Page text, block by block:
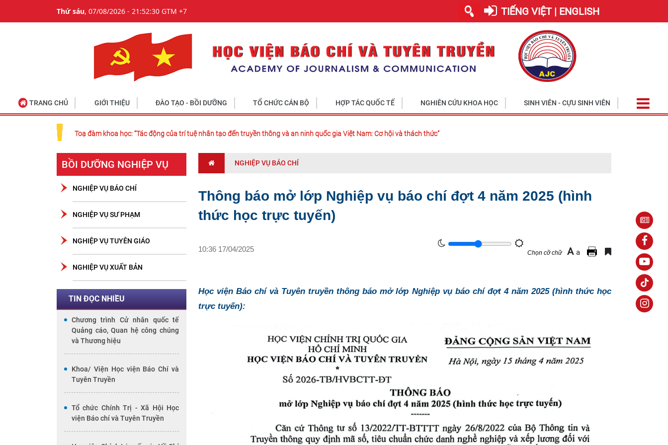
Thứ sáu, 07/08/2026 - 21:52:31 GTM +7 TIẾNG VIỆT | ENGLISH
TRANG CHỦ GIỚI THIỆU ĐÀO TẠO - BỒI DƯỠNG TỔ CHỨC CÁN BỘ HỢP TÁC QUỐC TẾ NGHIÊN CỨU KHOA HỌC SINH VIÊN - CỰU SINH VIÊN
Toạ đàm khoa học: “Tác động của trí tuệ nhân tạo đến truyền thông và an ninh quốc gia Việt Nam: Cơ hội và thách thức”
BỒI DƯỠNG NGHIỆP VỤ
NGHIỆP VỤ BÁO CHÍ
NGHIỆP VỤ SƯ PHẠM
NGHIỆP VỤ TUYÊN GIÁO
NGHIỆP VỤ XUẤT BẢN
TIN ĐỌC NHIỀU
Chương trình Cử nhân quốc tế
Quảng cáo, Quan hệ công chúng
và Thương hiệu
Khoa/ Viện Học viện Báo Chí và
Tuyên Truyền
Tổ chức Chính Trị - Xã Hội Học
viện Báo chí và Tuyên Truyền
NGHIỆP VỤ BÁO CHÍ
Thông báo mở lớp Nghiệp vụ báo chí đợt 4 năm 2025 (hình
thức học trực tuyến)
10:36 17/04/2025 Chọn cỡ chữ A a
Học viện Báo chí và Tuyên truyền thông báo mở lớp Nghiệp vụ báo chí đợt 4 năm 2025 (hình thức học
trực tuyến):